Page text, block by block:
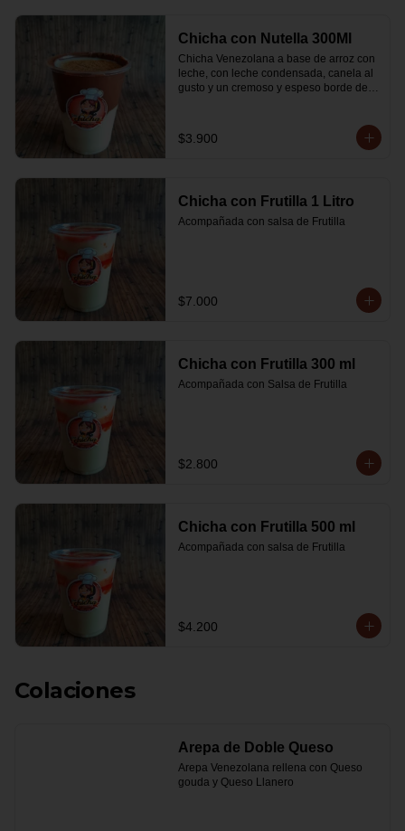
Chicha con Nutella 300Ml
Chicha Venezolana a base de arroz con
leche, con leche condensada, canela al
gusto y un cremoso y espeso borde de
$3.900
Chicha con Frutilla 1 Litro
Acompañada con salsa de Frutilla
$7.000
Chicha con Frutilla 300 ml
Acompañada con Salsa de Frutilla
$2.800
Chicha con Frutilla 500 ml
Acompañada con salsa de Frutilla
$4.200
Colaciones
Arepa de Doble Queso
Arepa Venezolana rellena con Queso
gouda y Queso Llanero